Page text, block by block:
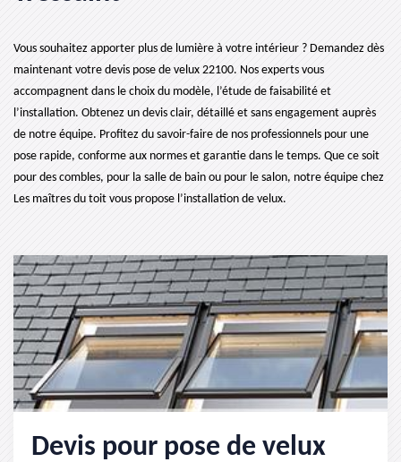
Vous souhaitez apporter plus de lumière à votre intérieur ? Demandez dès
maintenant votre devis pose de velux 22100. Nos experts vous
accompagnent dans le choix du modèle, l’étude de faisabilité et
l’installation. Obtenez un devis clair, détaillé et sans engagement auprès
de notre équipe. Profitez du savoir-faire de nos professionnels pour une
pose rapide, conforme aux normes et garantie dans le temps. Que ce soit
pour des combles, pour la salle de bain ou pour le salon, notre équipe chez
Les maîtres du toit vous propose l’installation de velux.
Devis pour pose de velux